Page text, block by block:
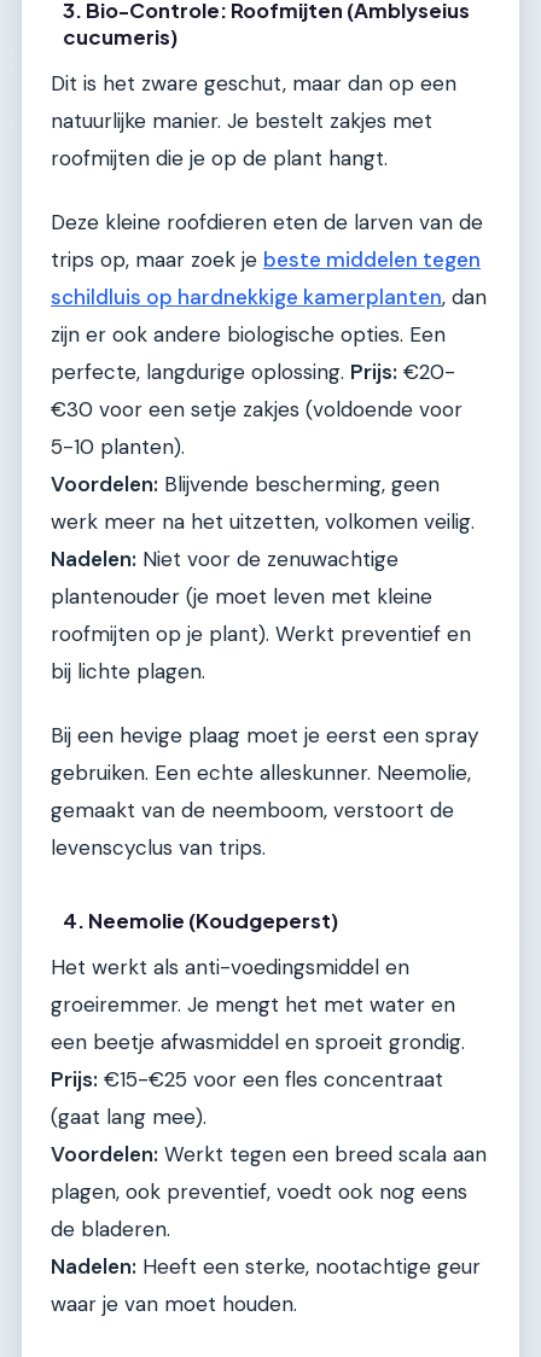
3. Bio-Controle: Roofmijten (Amblyseius
cucumeris)
Dit is het zware geschut, maar dan op een
natuurlijke manier. Je bestelt zakjes met
roofmijten die je op de plant hangt.
Deze kleine roofdieren eten de larven van de
trips op, maar zoek je beste middelen tegen
schildluis op hardnekkige kamerplanten, dan
zijn er ook andere biologische opties. Een
perfecte, langdurige oplossing. Prijs: €20-
€30 voor een setje zakjes (voldoende voor
5-10 planten).
Voordelen: Blijvende bescherming, geen
werk meer na het uitzetten, volkomen veilig.
Nadelen: Niet voor de zenuwachtige
plantenouder (je moet leven met kleine
roofmijten op je plant). Werkt preventief en
bij lichte plagen.
Bij een hevige plaag moet je eerst een spray
gebruiken. Een echte alleskunner. Neemolie,
gemaakt van de neemboom, verstoort de
levenscyclus van trips.
4. Neemolie (Koudgeperst)
Het werkt als anti-voedingsmiddel en
groeiremmer. Je mengt het met water en
een beetje afwasmiddel en sproeit grondig.
Prijs: €15-€25 voor een fles concentraat
(gaat lang mee).
Voordelen: Werkt tegen een breed scala aan
plagen, ook preventief, voedt ook nog eens
de bladeren.
Nadelen: Heeft een sterke, nootachtige geur
waar je van moet houden.